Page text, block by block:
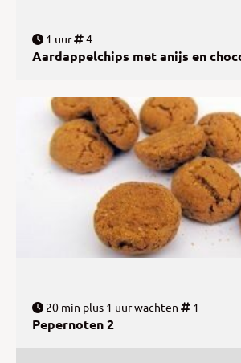
1 uur 4
Aardappelchips met anijs en
20 min plus 1 uur wachten 1
Pepernoten 2